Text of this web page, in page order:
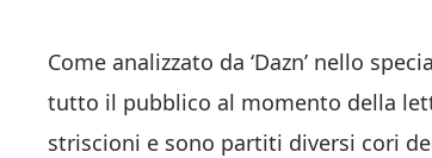
Come analizzato da ‘Dazn’ nello
tutto il pubblico al momento della
striscioni e sono partiti diversi cori